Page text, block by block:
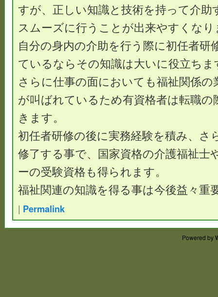
すが、正しい知識と技術を持って介助
スムーズに行うことが出来やすくな
自分の身内の介助を行う際に初任者研
ているならその知識は大いに役立ちま
さらに仕事の面においても福祉関係の
が叫ばれているため有資格者は転職の
きます。
初任者研修の後に実務経験を積み、さ
修了する事で、国家資格の介護福祉士
ーの受験資格も得られます。
福祉関連の知識を得る事は今後益々重
| Permalink
Powered by